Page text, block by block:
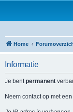
Home
Informatie
Je bentpermanent
Neem contact op met een